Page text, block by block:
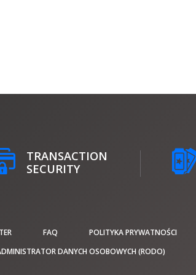
TRANSACTION
SECURITY
FAQ POLITYKA PRYWATNOŚCI
DANYCH OSOBOWYCH (RODO)